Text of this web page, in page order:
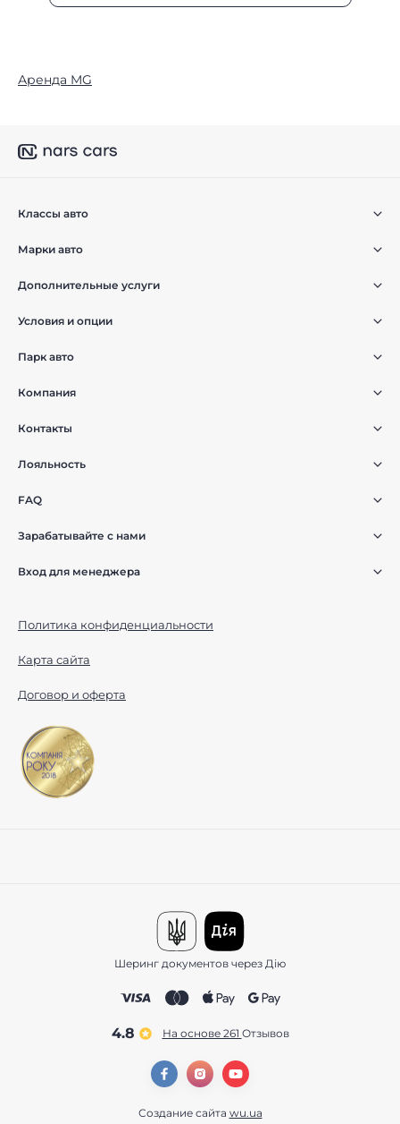
Аренда MG
Классы авто
Марки авто
Дополнительные услуги
Условия и опции
Парк авто
Компания
Контакты
Лояльность
FAQ
Зарабатывайте с нами
Вход для менеджера
Политика конфиденциальности
Карта сайта
Договор и оферта
Шеринг документов через Дію
4.8 На основе 261 отзывов
Создание сайта wu.ua